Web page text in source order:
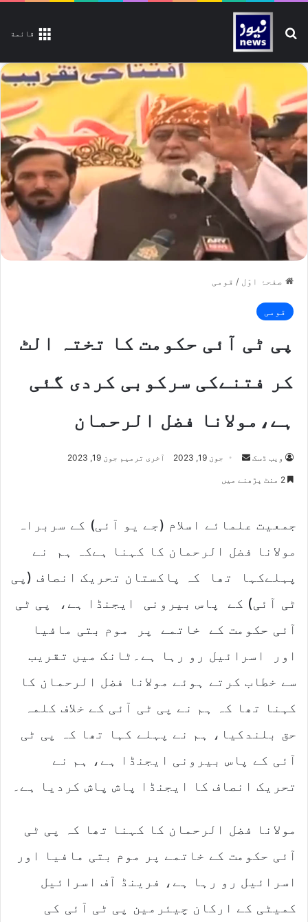
قائمة تلاش کیجیے
صفحۂ اوّل / قومی
قومی
پی ٹی آئی حکومت کا تختہ الٹ
کر فتنےکی سرکوبی کردی گئی
ہے،مولانا فضل الرحمان
ویب ڈسک
Send جون 19, 2023 آخری ترمیم جون 19, 2023
جمعیت علمائے اسلام (جے یو آئی) کے سربراہ
مولانا فضل الرحمان کا کہنا ہےکہ ہم نے
پہلےکہا تھا کہ پاکستان تحریک انصاف (پی
ٹی آئی) کے پاس بیرونی ایجنڈا ہے، پی ٹی
آئی حکومت کے خاتمے پر موم بتی مافیا
اور اسرائیل رو رہا ہے۔ٹانک میں تقریب
سے خطاب کرتے ہوئے مولانا فضل الرحمان کا
کہنا تھا کہ ہم نے پی ٹی آئی کے خلاف کلمہ
حق بلندکیا، ہم نے پہلے کہا تھا کہ پی ٹی
آئی کے پاس بیرونی ایجنڈا ہے، ہم نے
تحریک انصاف کا ایجنڈا پاش پاش کردیا ہے۔
مولانا فضل الرحمان کا کہنا تھا کہ پی ٹی
آئی حکومت کے خاتمے پر موم بتی مافیا اور
اسرائیل رو رہا ہے، فرینڈ آف اسرائیل
کمیٹی کے ارکان چیئرمین پی ٹی آئی کی